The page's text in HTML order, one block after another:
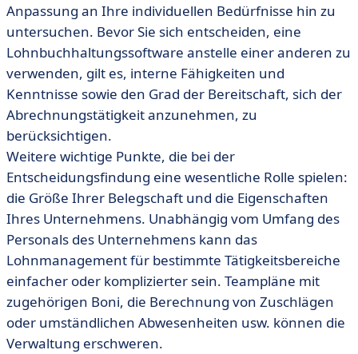
Anpassung an Ihre individuellen Bedürfnisse hin zu
untersuchen. Bevor Sie sich entscheiden, eine
Lohnbuchhaltungssoftware anstelle einer anderen zu
verwenden, gilt es, interne Fähigkeiten und
Kenntnisse sowie den Grad der Bereitschaft, sich der
Abrechnungstätigkeit anzunehmen, zu
berücksichtigen.
Weitere wichtige Punkte, die bei der
Entscheidungsfindung eine wesentliche Rolle spielen:
die Größe Ihrer Belegschaft und die Eigenschaften
Ihres Unternehmens. Unabhängig vom Umfang des
Personals des Unternehmens kann das
Lohnmanagement für bestimmte Tätigkeitsbereiche
einfacher oder komplizierter sein. Teampläne mit
zugehörigen Boni, die Berechnung von Zuschlägen
oder umständlichen Abwesenheiten usw. können die
Verwaltung erschweren.